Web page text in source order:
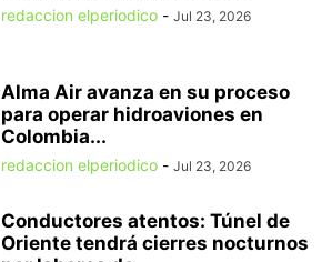
redaccion elperiodico - Jul 23, 2026
Alma Air avanza en su proceso
para operar hidroaviones en
Colombia...
redaccion elperiodico - Jul 23, 2026
Conductores atentos: Túnel de
Oriente tendrá cierres nocturnos